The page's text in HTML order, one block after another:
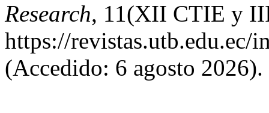
Research, 11(XII CTIE y
https://revistas.utb.edu.ec/
(Accedido: 6 agosto 2026).